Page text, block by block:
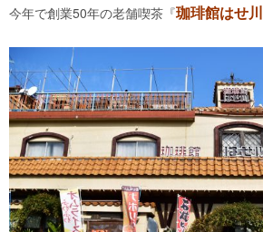
今年で創業50年の老舗喫茶『珈琲館はせ川